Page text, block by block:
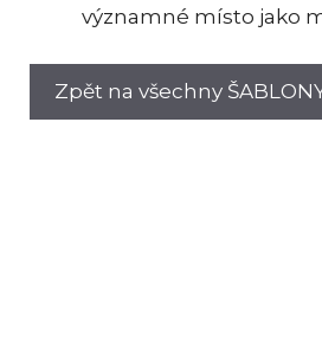
významné místo jako
Zpět na všechny